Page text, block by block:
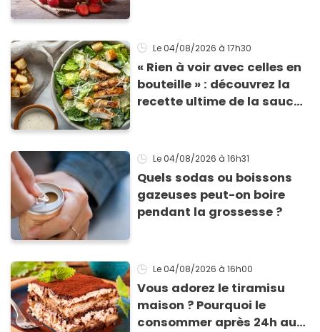
morceaux de verre
Le 04/08/2026 à 17h30
« Rien à voir avec celles en
bouteille » : découvrez la
recette ultime de la sauce
Le 04/08/2026 à 16h31
Quels sodas ou boissons
gazeuses peut-on boire
pendant la grossesse ?
Le 04/08/2026 à 16h00
Vous adorez le tiramisu
maison ? Pourquoi le
consommer après 24h au